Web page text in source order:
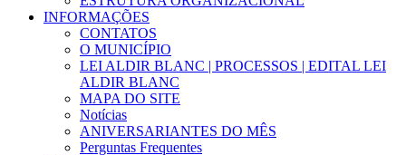
INFORMAÇÕES
CONTATOS
O MUNICÍPIO
LEI ALDIR BLANC | PROCESSOS | EDITAL LEI
ALDIR BLANC
MAPA DO SITE
Notícias
ANIVERSARIANTES DO MÊS
Perguntas Frequentes